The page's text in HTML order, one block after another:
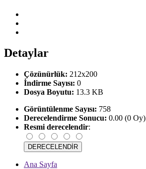
Detaylar
Çözünürlük: 212x200
İndirme Sayısı: 0
Dosya Boyutu: 13.3 KB
Görüntülenme Sayısı: 758
Derecelendirme Sonucu: 0.00 (0 Oy)
Resmi derecelendir:
Ana Sayfa